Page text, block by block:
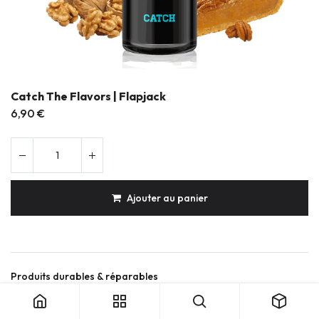
Catch The Flavors | Flapjack
6,90 €
Ajouter au panier
Produits durables & réparables
Expédition soignée